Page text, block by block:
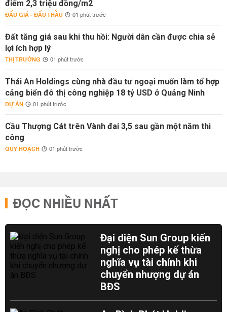
điểm 2,3 triệu đồng/m2
ĐẤU GIÁ - ĐẤU THẦU 01 phút trước
Đất tăng giá sau khi thu hồi: Người dân cần được chia sẻ
lợi ích hợp lý
THỊ TRƯỜNG 01 phút trước
Thái An Holdings cùng nhà đầu tư ngoại muốn làm tổ hợp
cảng biển đô thị công nghiệp 18 tỷ USD ở Quảng Ninh
DỰ ÁN 01 phút trước
Cầu Thượng Cát trên Vành đai 3,5 sau gần một năm thi
công
QUY HOẠCH 01 phút trước
ĐỌC NHIỀU NHẤT
Đại diện Sun Group kiến
nghị cho phép kế thừa
nghĩa vụ tài chính khi
chuyển nhượng dự án
BĐS